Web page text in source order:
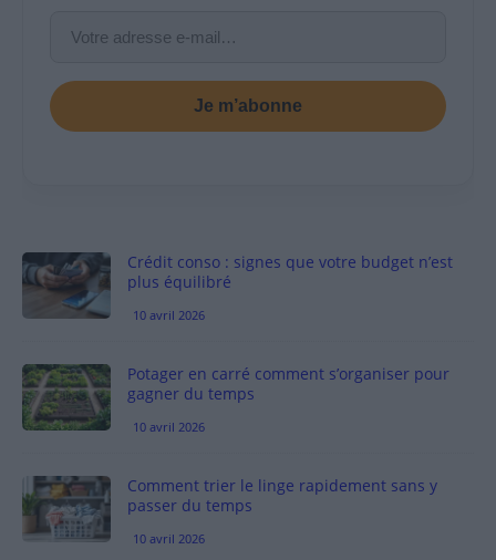
Je m’abonne
Crédit conso : signes que votre budget n’est
plus équilibré
10 avril 2026
Potager en carré comment s’organiser pour
gagner du temps
10 avril 2026
Comment trier le linge rapidement sans y
passer du temps
10 avril 2026